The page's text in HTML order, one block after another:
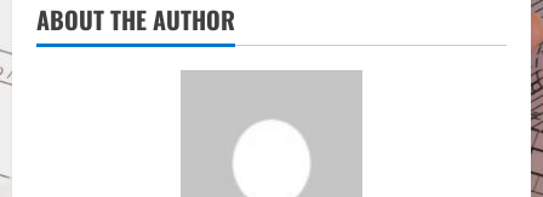
ABOUT THE AUTHOR